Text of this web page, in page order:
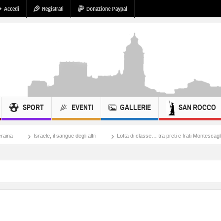
Accedi Registrati Donazione Paypal
SPORT EVENTI GALLERIE SAN ROCCO
il sangue degli altri Lotta di classe… tra preti e frati Montescaglioso